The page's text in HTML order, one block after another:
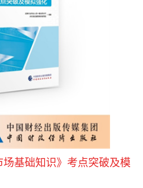
场基础知识》考点突破及模